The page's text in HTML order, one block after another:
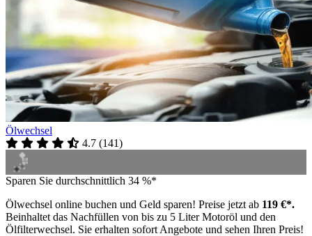
Ölwechsel
4.7 (141)
Sparen Sie durchschnittlich 34 %*
Ölwechsel online buchen und Geld sparen! Preise jetzt ab 119 €*.
Beinhaltet das Nachfüllen von bis zu 5 Liter Motoröl und den
Ölfilterwechsel. Sie erhalten sofort Angebote und sehen Ihren Preis!